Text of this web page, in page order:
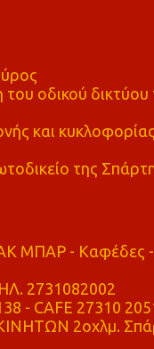
οδικού δικτύου
και
της
ΜΠΑΡ - Καφέδες -
2731082002
- CAFE 27310
2οχλμ.